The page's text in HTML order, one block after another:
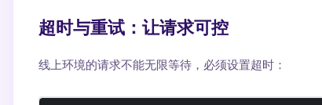
超时与重试：让请求可控
线上环境的请求不能无限等待，必须设置超时：